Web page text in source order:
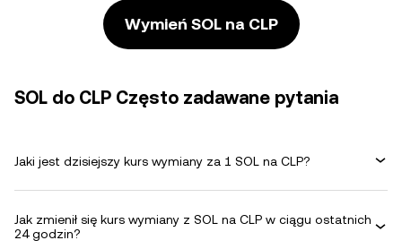
Wymień SOL na CLP
SOL do CLP Często zadawane pytania
Jaki jest dzisiejszy kurs wymiany za 1 SOL na CLP?
Jak zmienił się kurs wymiany z SOL na CLP w ciągu ostatnich
24 godzin?